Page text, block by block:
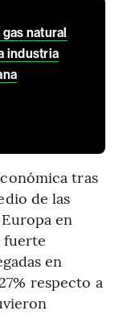
natural
industria
tras
de las
en
fuerte
en
respecto a